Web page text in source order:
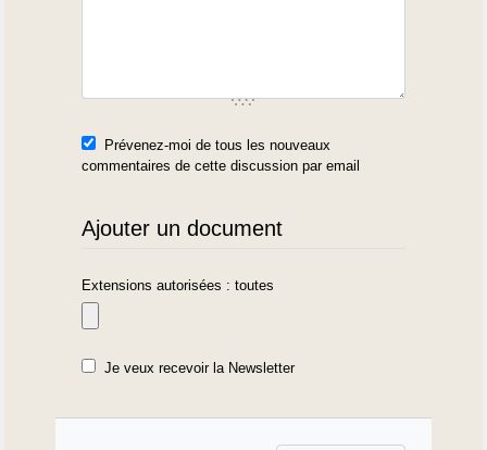
Prévenez-moi de tous les nouveaux
commentaires de cette discussion par email
Ajouter un document
Extensions autorisées : toutes
Je veux recevoir la Newsletter